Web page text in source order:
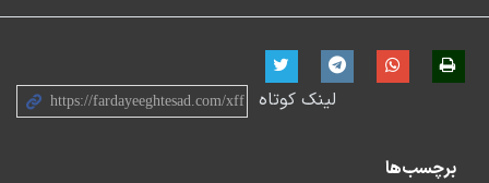
نوآوری و شکوفایی ریاست جمهوری، آقای میثم فدایی مدیر
عامل فرابورس و آقای میلاد منشی پور مدیرعامل تپسی به
لینک کوتاه
برچسب‌ها